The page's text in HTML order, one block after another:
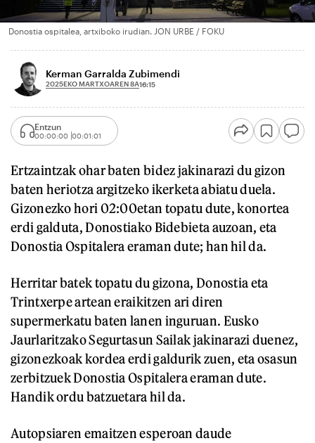
Donostia ospitalea, artxiboko irudian. JON URBE / FOKU
Kerman Garralda Zubimendi
2025EKO MARTXOAREN 8A16:15
Entzun
00:00:00 00:01:01
Ertzaintzak ohar baten bidez jakinarazi du gizon
baten heriotza argitzeko ikerketa abiatu duela.
Gizonezko hori 02:00etan topatu dute, konortea
erdi galduta, Donostiako Bidebieta auzoan, eta
Donostia Ospitalera eraman dute; han hil da.
Herritar batek topatu du gizona, Donostia eta
Trintxerpe artean eraikitzen ari diren
supermerkatu baten lanen inguruan. Eusko
Jaurlaritzako Segurtasun Sailak jakinarazi duenez,
gizonezkoak kordea erdi galdurik zuen, eta osasun
zerbitzuek Donostia Ospitalera eraman dute.
Handik ordu batzuetara hil da.
Autopsiaren emaitzen esperoan daude